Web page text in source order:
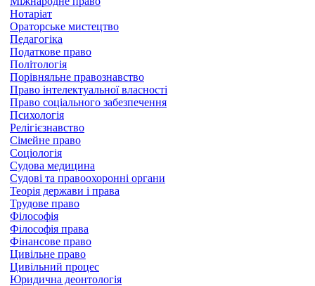
Нотаріат
Ораторське мистецтво
Педагогіка
Податкове право
Політологія
Порівняльне правознавство
Право інтелектуальної власності
Право соціального забезпечення
Психологія
Релігієзнавство
Сімейне право
Соціологія
Судова медицина
Судові та правоохоронні органи
Теорія держави і права
Трудове право
Філософія
Філософія права
Фінансове право
Цивільне право
Цивільний процес
Юридична деонтологія